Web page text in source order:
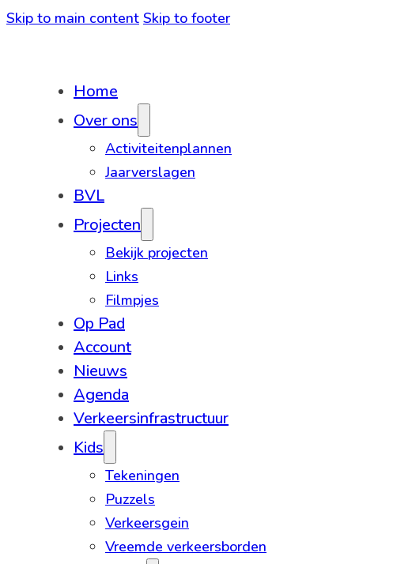
Skip to main content Skip to footer
Home
Over ons
Activiteitenplannen
Jaarverslagen
BVL
Projecten
Bekijk projecten
Links
Filmpjes
Op Pad
Account
Nieuws
Agenda
Verkeersinfrastructuur
Kids
Tekeningen
Puzzels
Verkeersgein
Vreemde verkeersborden